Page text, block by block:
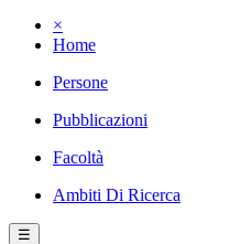
×
Home
Persone
Pubblicazioni
Facoltà
Ambiti Di Ricerca
☰